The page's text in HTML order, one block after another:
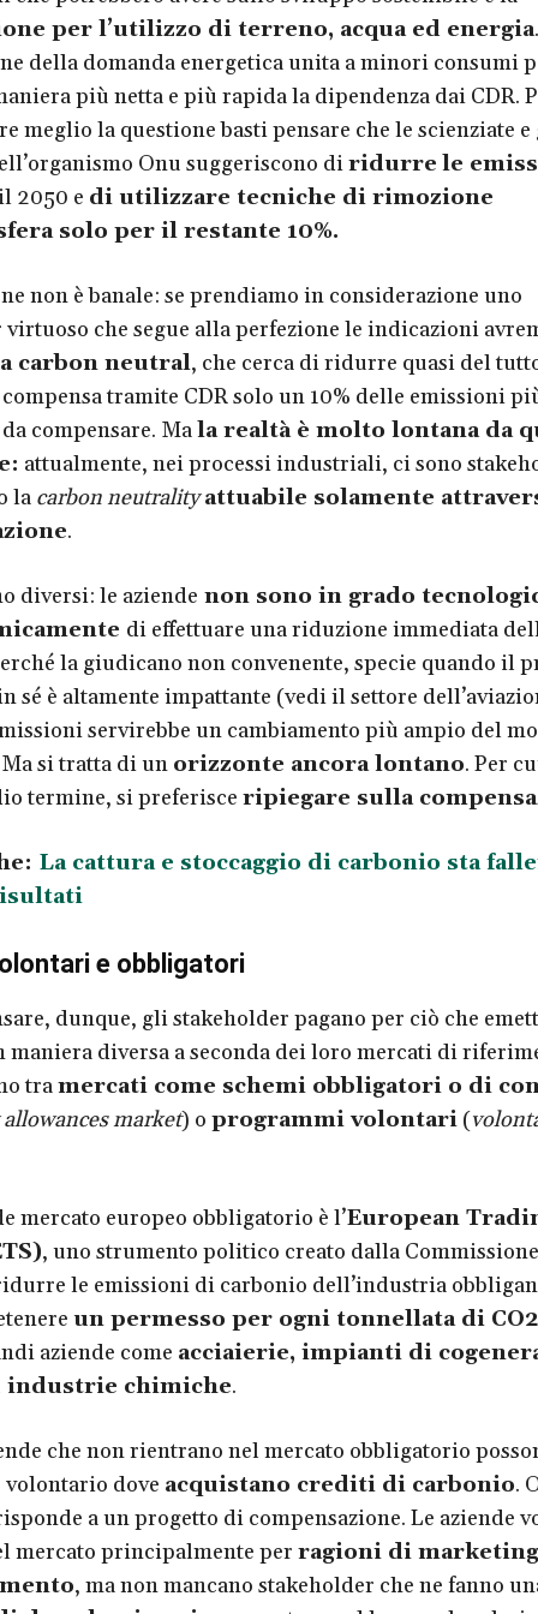
per l’utilizzo di terreno, acqua ed energia
della domanda energetica unita a minori consumi
più netta e più rapida la dipendenza dai CDR.
meglio la questione basti pensare che le scienziate
Onu suggeriscono diridurre le
2050 e di utilizzare tecniche di rimozione
solo per il restante 10%.
non è banale: se prendiamo in considerazione uno
che segue alla perfezione le indicazioni
carbon neutral, che cerca di ridurre quasi del
tramite CDR solo un 10% delle emissioni
compensare. Mala realtà è molto lontana da
attualmente, nei processi industriali, ci sono
la carbon neutrality attuabile solamente
.
diversi: le aziende non sono in grado
di effettuare una riduzione immediata
la giudicano non convenente, specie quando il
sé è altamente impattante (vedi il settore
servirebbe un cambiamento più ampio del
si tratta di un orizzonte ancora lontano. Per
termine, si preferisce ripiegare sulla
La cattura e stoccaggio di carbonio sta
e obbligatori
dunque, gli stakeholder pagano per ciò che
maniera diversa a seconda dei loro mercati di
tramercati come schemi obbligatori o di
market) o programmi volontari(
mercato europeo obbligatorio è l’European
, uno strumento politico creato dalla
le emissioni di carbonio dell’industria
un permesso per ogni tonnellata di CO2
aziende come acciaierie, impianti di
industrie chimiche.
che non rientrano nel mercato obbligatorio
dove acquistano crediti di carbonio.
a un progetto di compensazione. Le aziende
mercato principalmente per ragioni di
, ma non mancano stakeholder che ne fanno